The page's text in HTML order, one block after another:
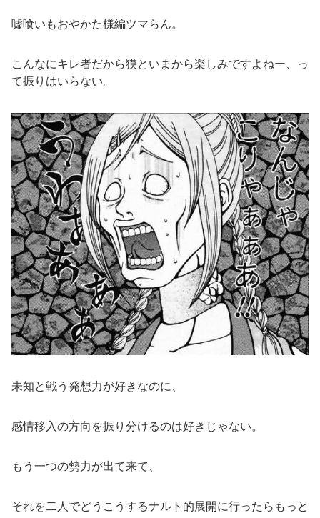
嘘喰いもおやかた様編ツマらん。
こんなにキレ者だから獏といまから楽しみですよねー、っ
て振りはいらない。
未知と戦う発想力が好きなのに、
感情移入の方向を振り分けるのは好きじゃない。
もう一つの勢力が出て来て、
それを二人でどうこうするナルト的展開に行ったらもっと